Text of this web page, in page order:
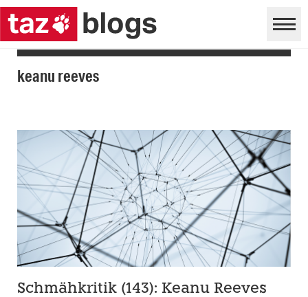
keanu reeves
Schmähkritik (143): Keanu Reeves